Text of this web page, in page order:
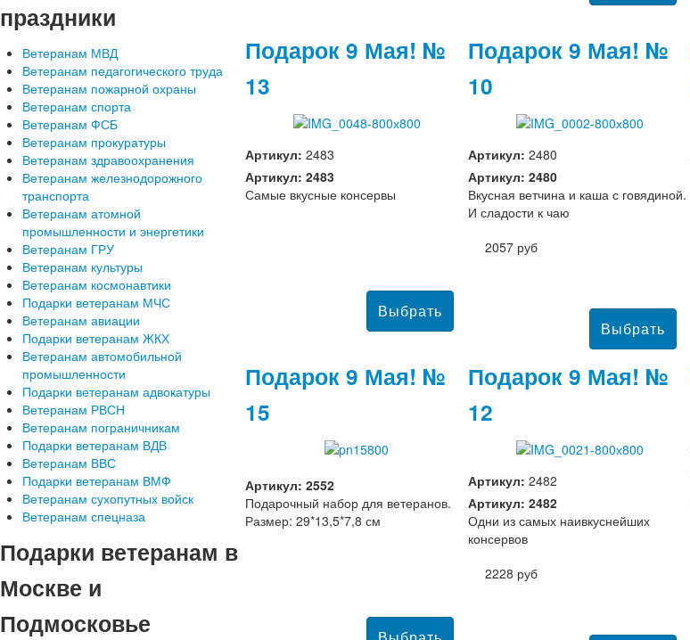
Подарок 9 Мая! №
13
Артикул: 2483
Артикул: 2483
Самые вкусные консервы
2057 руб
Подарок 9 Мая! №
10
Артикул: 2480
Артикул: 2480
Вкусная ветчина и каша с говядиной.
И сладости к чаю
Подарок 9 Мая! №
15
Артикул: 2552
Подарочный набор для ветеранов.
Размер: 29*13,5*7,8 см
2228 руб
Подарок 9 Мая! №
12
Артикул: 2482
Артикул: 2482
Одни из самых наивкуснейших
консервов
праздники
Ветеранам МВД
Ветеранам педагогического труда
Ветеранам пожарной охраны
Ветеранам спорта
Ветеранам ФСБ
Ветеранам прокуратуры
Ветеранам здравоохранения
Ветеранам железнодорожного
транспорта
Ветеранам атомной
промышленности и энергетики
Ветеранам ГРУ
Ветеранам культуры
Ветеранам космонавтики
Подарки ветеранам МЧС
Ветеранам авиации
Подарки ветеранам ЖКХ
Ветеранам автомобильной
промышленности
Подарки ветеранам адвокатуры
Ветеранам РВСН
Ветеранам пограничникам
Подарки ветеранам ВДВ
Ветеранам ВВС
Подарки ветеранам ВМФ
Ветеранам сухопутных войск
Ветеранам спецназа
Подарки ветеранам в
Москве и
Подмосковье